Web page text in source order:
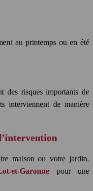
au printemps ou en été
des risques importants de
interviennent de manière
maison ou votre jardin.
et-Garonne pour une